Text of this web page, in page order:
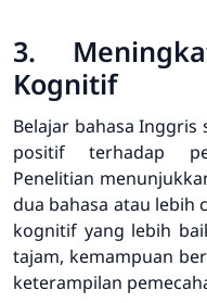
3.
Kognitif
Belajar bahasa
positif terhadap
Penelitian
dua bahasa atau lebih
kognitif yang lebih
tajam, kemampuan
keterampilan